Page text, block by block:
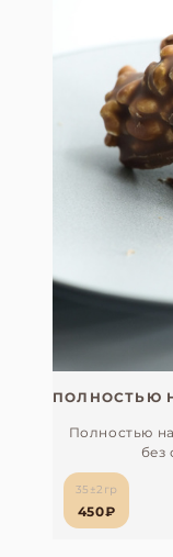
Полностью
без
35±2гр
450₽